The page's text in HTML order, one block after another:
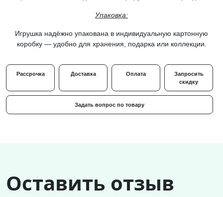
Упаковка:
Игрушка надёжно упакована в индивидуальную картонную
коробку— удобно для хранения, подарка или коллекции.
Рассрочка Доставка Оплата
Запросить
скидку
Задать вопрос по товару
Оставить отзыв